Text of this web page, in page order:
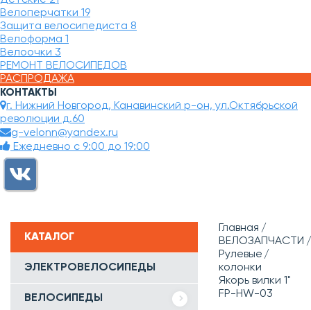
Велоперчатки 19
Защита велосипедиста 8
Велоформа 1
Велоочки 3
РЕМОНТ ВЕЛОСИПЕДОВ
РАСПРОДАЖА
КОНТАКТЫ
г. Нижний Новгород, Канавинский р-он, ул.Октябрьской
революции д.60
g-velonn@yandex.ru
Ежедневно с 9:00 до 19:00
КАТАЛОГ
ЭЛЕКТРОВЕЛОСИПЕДЫ
ВЕЛОСИПЕДЫ
Главная
ВЕЛОЗАПЧАСТИ
Рулевые
колонки
Якорь вилки 1"
FP-HW-03